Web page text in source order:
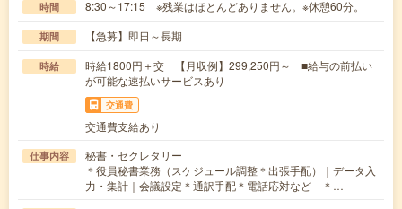
時間 8:30～17:15 ※残業はほとんどありません。※休憩60分。
期間 【急募】即日～長期
時給
時給1800円＋交 【月収例】299,250円～ ■給与の前払い
が可能な速払いサービスあり
交通費
交通費支給あり
仕事内容
秘書・セクレタリー
＊役員秘書業務（スケジュール調整＊出張手配）｜データ入
力・集計｜会議設定＊通訳手配＊電話応対など ＊…